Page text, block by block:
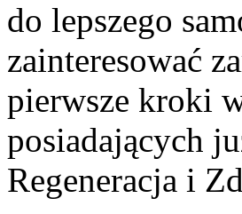
do lepszego
zainteresować
pierwsze kroki
posiadających
Regeneracja i